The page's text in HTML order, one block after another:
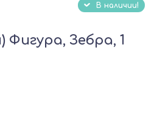
В наличии!
Фигура, Зебра, 1